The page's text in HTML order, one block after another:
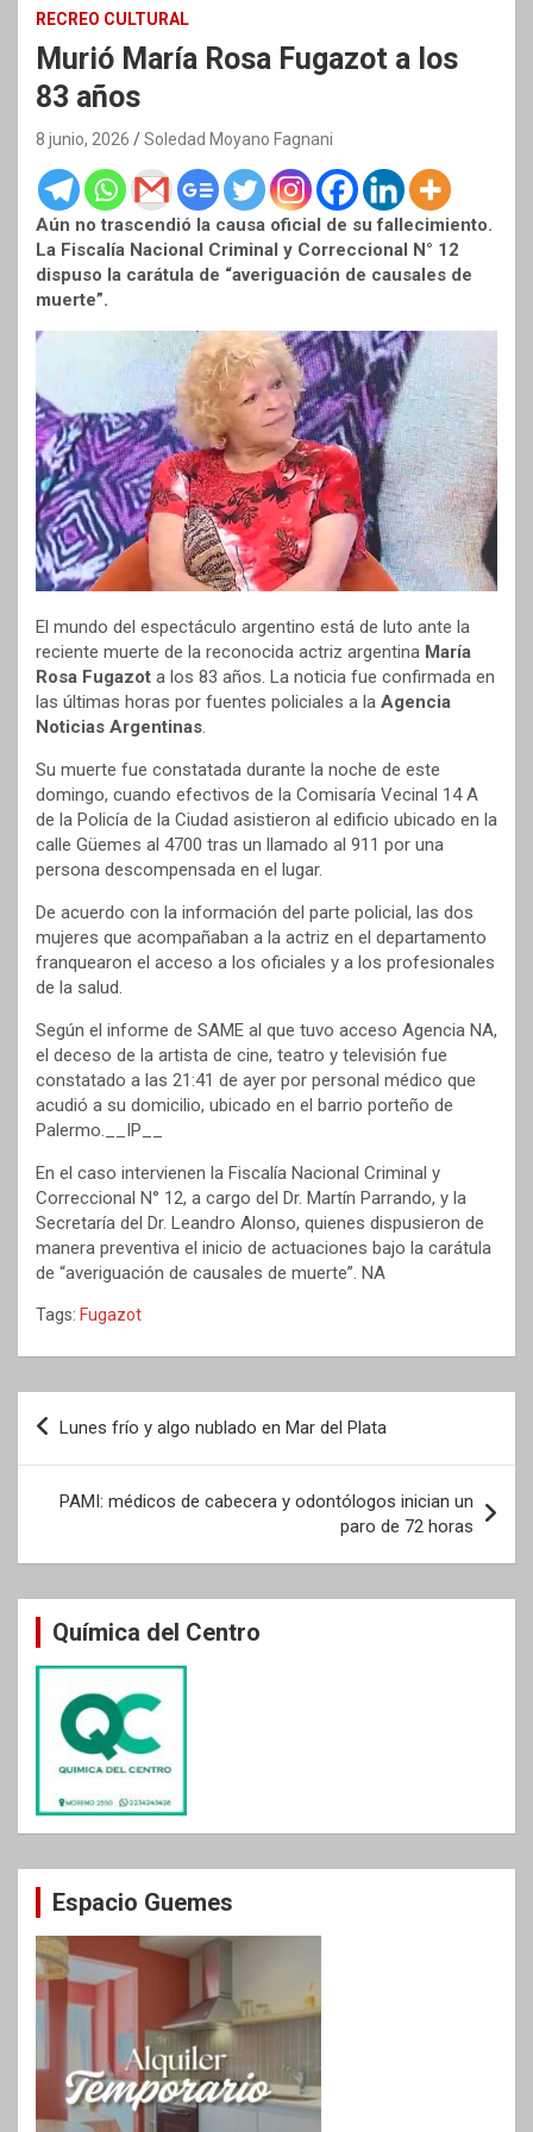
RECREO CULTURAL
Murió María Rosa Fugazot a los
83 años
8 junio, 2026 Soledad Moyano Fagnani
Aún no trascendió la causa oficial de su fallecimiento.
La Fiscalía Nacional Criminal y Correccional N° 12
dispuso la carátula de “averiguación de causales de
muerte”.
El mundo del espectáculo argentino está de luto ante la
reciente muerte de la reconocida actriz argentina María
Rosa Fugazot a los 83 años. La noticia fue confirmada en
las últimas horas por fuentes policiales a la Agencia
Noticias Argentinas.
Su muerte fue constatada durante la noche de este
domingo, cuando efectivos de la Comisaría Vecinal 14 A
de la Policía de la Ciudad asistieron al edificio ubicado en la
calle Güemes al 4700 tras un llamado al 911 por una
persona descompensada en el lugar.
De acuerdo con la información del parte policial, las dos
mujeres que acompañaban a la actriz en el departamento
franquearon el acceso a los oficiales y a los profesionales
de la salud.
Según el informe de SAME al que tuvo acceso Agencia NA,
el deceso de la artista de cine, teatro y televisión fue
constatado a las 21:41 de ayer por personal médico que
acudió a su domicilio, ubicado en el barrio porteño de
Palermo.__IP__
En el caso intervienen la Fiscalía Nacional Criminal y
Correccional N° 12, a cargo del Dr. Martín Parrando, y la
Secretaría del Dr. Leandro Alonso, quienes dispusieron de
manera preventiva el inicio de actuaciones bajo la carátula
de “averiguación de causales de muerte”. NA
Tags: Fugazot
Navegación
de
Lunes frío y algo nublado en Mar del Plata
PAMI: médicos de cabecera y odontólogos inician un
paro de 72 horas
Química del Centro
Espacio Guemes